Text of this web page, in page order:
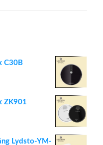
C30B
ZK901
Lydsto-YM-